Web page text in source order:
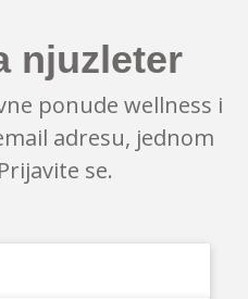
njuzleter
ponude wellness i
adresu, jednom
se.